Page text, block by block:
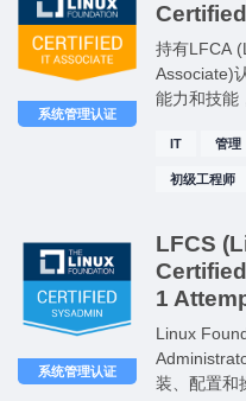
系统管理认证
持有LFCA
Associate)
能力和技能
IT 管理
初级工程师
系统管理认证
LFCS
1
Linux
装、配置和